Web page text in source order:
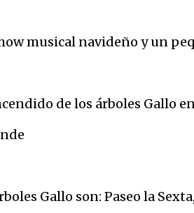
musical navideño y un
de los árboles Gallo
Gallo son: Paseo la